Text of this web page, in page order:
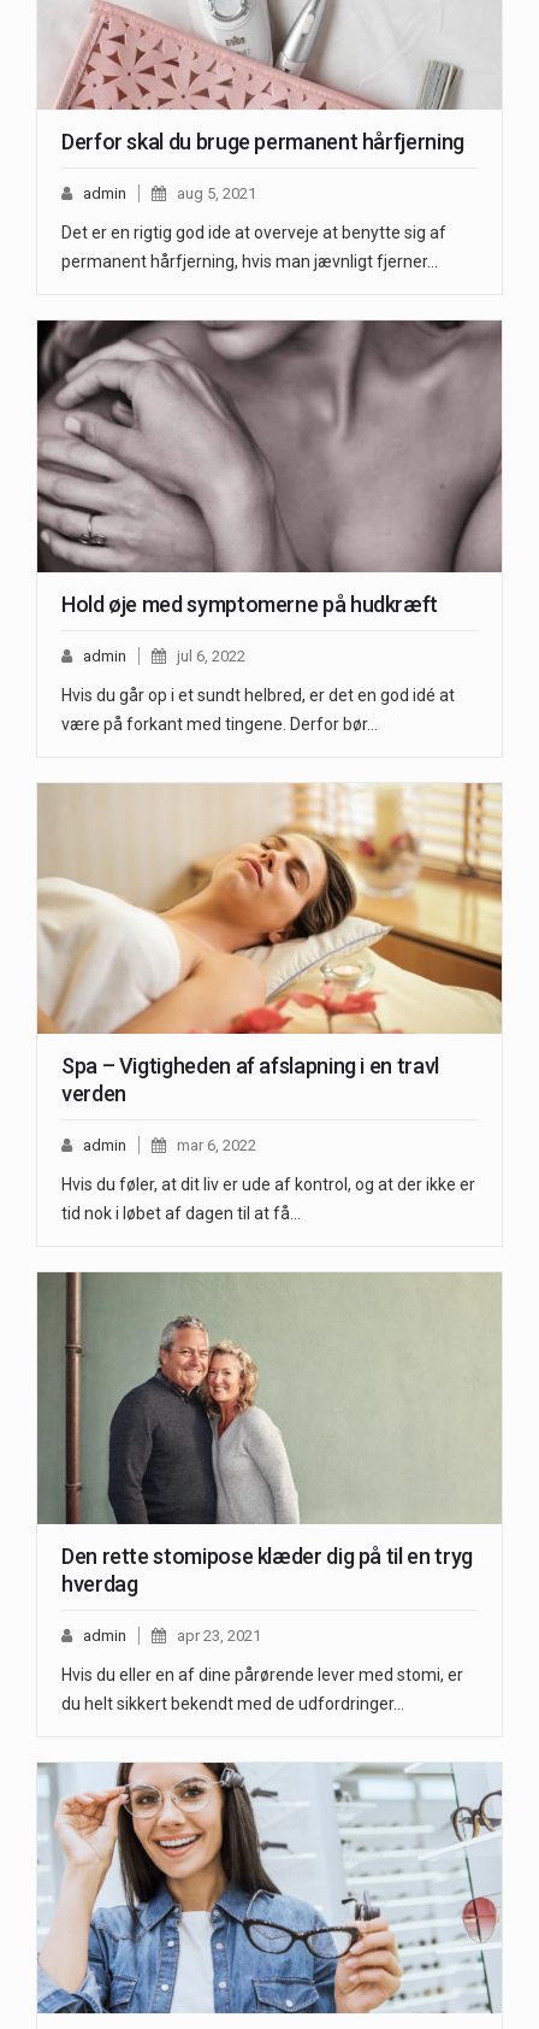
Derfor skal du bruge permanent hårfjerning
admin aug 5, 2021
Det er en rigtig god ide at overveje at benytte sig af
permanent hårfjerning, hvis man jævnligt fjerner…
Hold øje med symptomerne på hudkræft
admin jul 6, 2022
Hvis du går op i et sundt helbred, er det en god idé at
være på forkant med tingene. Derfor bør…
Spa – Vigtigheden af afslapning i en travl
verden
admin mar 6, 2022
Hvis du føler, at dit liv er ude af kontrol, og at der ikke er
tid nok i løbet af dagen til at få…
Den rette stomipose klæder dig på til en tryg
hverdag
admin apr 23, 2021
Hvis du eller en af dine pårørende lever med stomi, er
du helt sikkert bekendt med de udfordringer…